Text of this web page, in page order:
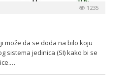
1235
može da se doda na bilo koju
sistema jedinica (SI) kako bi se